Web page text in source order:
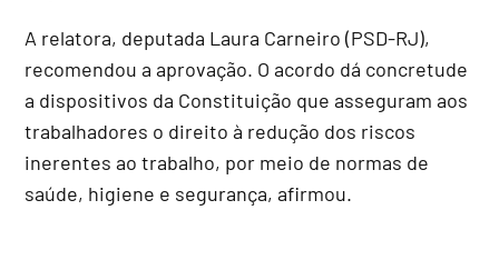
A relatora, deputada Laura Carneiro (PSD-RJ),
recomendou a aprovação. O acordo dá concretude
a dispositivos da Constituição que asseguram aos
trabalhadores o direito à redução dos riscos
inerentes ao trabalho, por meio de normas de
saúde, higiene e segurança, afirmou.